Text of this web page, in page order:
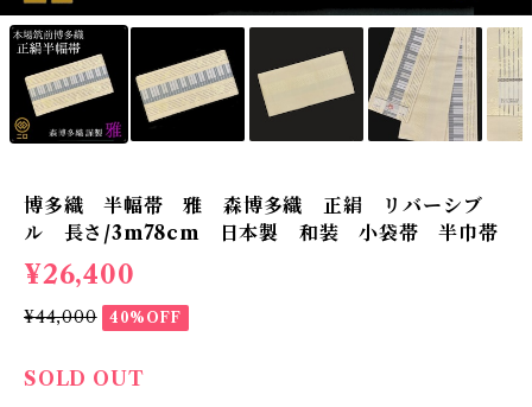
博多織 半幅帯 雅 森博多織 正絹 リバーシブ
ル 長さ/3m78cm 日本製 和装 小袋帯 半巾帯
¥26,400
¥44,000 40%OFF
SOLD OUT